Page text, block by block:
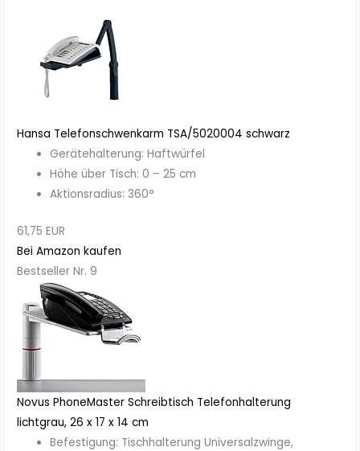
Hansa Telefonschwenkarm TSA/5020004 schwarz
Gerätehalterung: Haftwürfel
Höhe über Tisch: 0 – 25 cm
Aktionsradius: 360°
61,75 EUR
Bei Amazon kaufen
Bestseller Nr. 9
Novus PhoneMaster Schreibtisch Telefonhalterung
lichtgrau, 26 x 17 x 14 cm
Befestigung: Tischhalterung Universalzwinge,